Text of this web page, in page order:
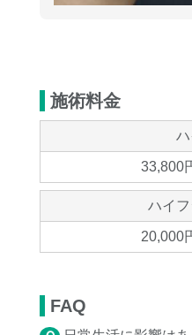
施術料金
33,800
ハイ
20,000
FAQ